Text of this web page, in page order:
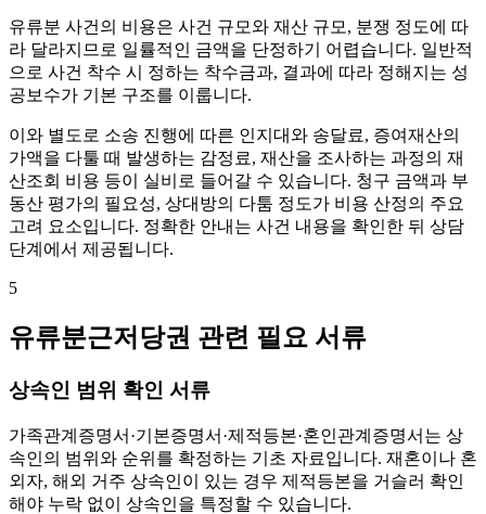
유류분 사건의 비용은 사건 규모와 재산 규모, 분쟁 정도에 따
라 달라지므로 일률적인 금액을 단정하기 어렵습니다. 일반적
으로 사건 착수 시 정하는 착수금과, 결과에 따라 정해지는 성
공보수가 기본 구조를 이룹니다.
이와 별도로 소송 진행에 따른 인지대와 송달료, 증여재산의
가액을 다툴 때 발생하는 감정료, 재산을 조사하는 과정의 재
산조회 비용 등이 실비로 들어갈 수 있습니다. 청구 금액과 부
동산 평가의 필요성, 상대방의 다툼 정도가 비용 산정의 주요
고려 요소입니다. 정확한 안내는 사건 내용을 확인한 뒤 상담
단계에서 제공됩니다.
5
유류분근저당권 관련 필요 서류
상속인 범위 확인 서류
가족관계증명서·기본증명서·제적등본·혼인관계증명서는 상
속인의 범위와 순위를 확정하는 기초 자료입니다. 재혼이나 혼
외자, 해외 거주 상속인이 있는 경우 제적등본을 거슬러 확인
해야 누락 없이 상속인을 특정할 수 있습니다.